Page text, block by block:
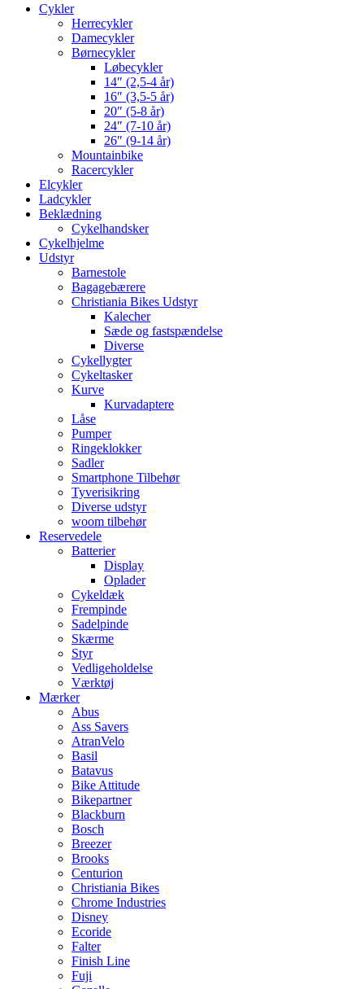
Cykler
Herrecykler
Damecykler
Børnecykler
Løbecykler
14″ (2,5-4 år)
16″ (3,5-5 år)
20″ (5-8 år)
24″ (7-10 år)
26″ (9-14 år)
Mountainbike
Racercykler
Elcykler
Ladcykler
Beklædning
Cykelhandsker
Cykelhjelme
Udstyr
Barnestole
Bagagebærere
Christiania Bikes Udstyr
Kalecher
Sæde og fastspændelse
Diverse
Cykellygter
Cykeltasker
Kurve
Kurvadaptere
Låse
Pumper
Ringeklokker
Sadler
Smartphone Tilbehør
Tyverisikring
Diverse udstyr
woom tilbehør
Reservedele
Batterier
Display
Oplader
Cykeldæk
Frempinde
Sadelpinde
Skærme
Styr
Vedligeholdelse
Værktøj
Mærker
Abus
Ass Savers
AtranVelo
Basil
Batavus
Bike Attitude
Bikepartner
Blackburn
Bosch
Breezer
Brooks
Centurion
Christiania Bikes
Chrome Industries
Disney
Ecoride
Falter
Finish Line
Fuji